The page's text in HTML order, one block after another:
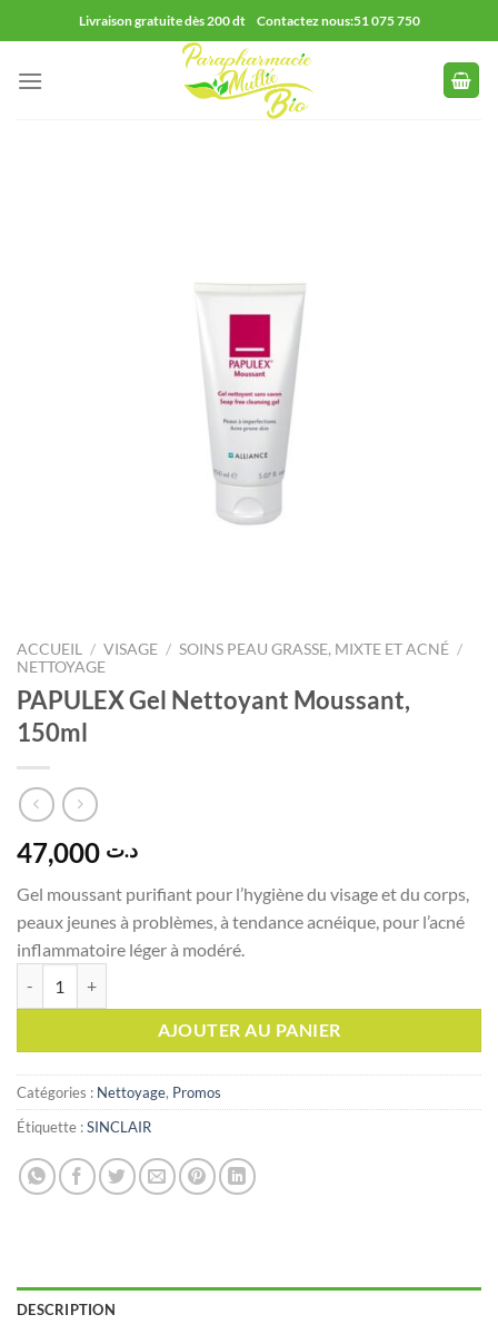
au
contenu
Livraison gratuite dès 200 dt Contactez nous:51 075 750
ACCUEIL / VISAGE / SOINS PEAU GRASSE, MIXTE ET ACNÉ /
NETTOYAGE
PAPULEX Gel Nettoyant Moussant,
150ml
د.ت
Gel moussant purifiant pour l’hygiène du visage et du corps,
peaux jeunes à problèmes, à tendance acnéique, pour l’acné
inflammatoire léger à modéré.
AJOUTER AU PANIER
Catégories : Nettoyage, Promos
Étiquette :SINCLAIR
DESCRIPTION